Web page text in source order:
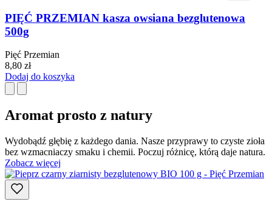
PIĘĆ PRZEMIAN kasza owsiana bezglutenowa
500g
Pięć Przemian
8,80 zł
Dodaj do koszyka
Aromat prosto z natury
Wydobądź głębię z każdego dania. Nasze przyprawy to czyste zioła
bez wzmacniaczy smaku i chemii. Poczuj różnicę, którą daje natura.
Zobacz więcej